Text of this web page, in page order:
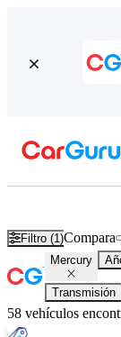
Filtro (1)Compara
Mercury
Transmisión
58 vehículos